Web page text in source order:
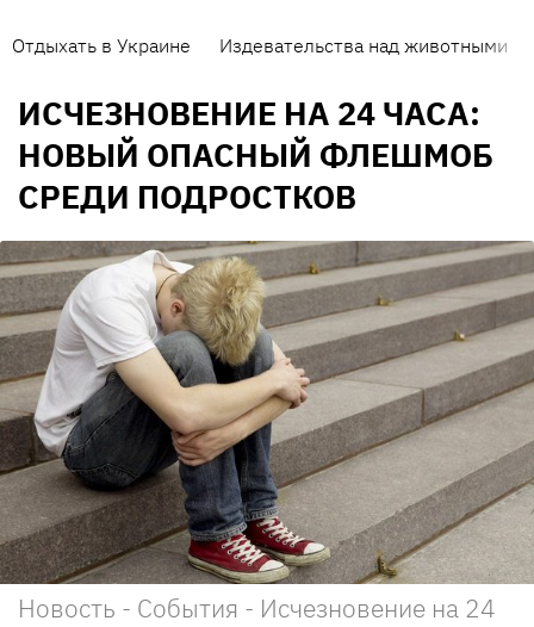
Отдыхать в Украине Издевательства над животными
ИСЧЕЗНОВЕНИЕ НА 24 ЧАСА:
НОВЫЙ ОПАСНЫЙ ФЛЕШМОБ
СРЕДИ ПОДРОСТКОВ
Новость - События - Исчезновение на 24